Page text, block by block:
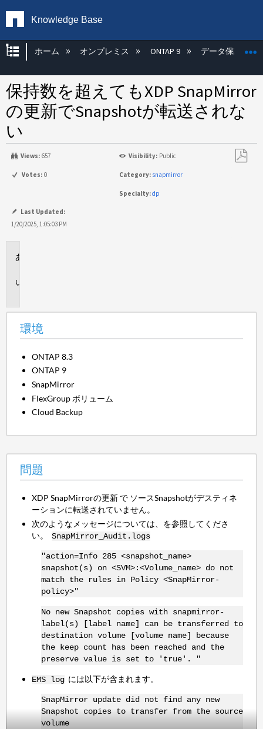
Knowledge Base
グローバル階層を展開/折りたたむ
ホーム オンプレミス ONTAP 9 データ保護
保持数を超えてもXDP SnapMirror
の更新でSnapshotが転送されな
い
Views: 657 Visibility: Public
Votes: 0 Category: snapmirror
Specialty:dp
Last Updated:
1/20/2025, 1:05:03 PM
環境
ONTAP 8.3
ONTAP 9
SnapMirror
FlexGroup ボリューム
Cloud Backup
問題
XDP SnapMirrorの更新 で ソースSnapshotがデスティネ
ーションに転送されていません。
次のようなメッセージについては、を参照してくださ
い。SnapMirror_Audit.logs
"action=Info 285 <snapshot_name>
snapshot(s) on <SVM>:<Volume_name> do not
match the rules in Policy <SnapMirror-
policy>"
No new Snapshot copies with snapmirror-
label(s) [label name] can be transferred to
destination volume [volume name] because
the keep count has been reached and the
preserve value is set to 'true'. "
EMS log には以下が含まれます。
SnapMirror update did not find any new
Snapshot copies to transfer from the source
volume